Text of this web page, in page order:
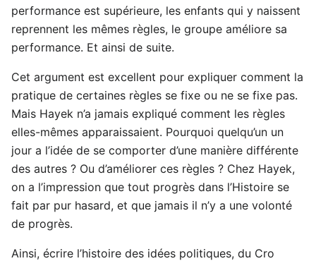
performance est supérieure, les enfants qui y naissent
reprennent les mêmes règles, le groupe améliore sa
performance. Et ainsi de suite.
Cet argument est excellent pour expliquer comment la
pratique de certaines règles se fixe ou ne se fixe pas.
Mais Hayek n’a jamais expliqué comment les règles
elles-mêmes apparaissaient. Pourquoi quelqu’un un
jour a l’idée de se comporter d’une manière différente
des autres ? Ou d’améliorer ces règles ? Chez Hayek,
on a l’impression que tout progrès dans l’Histoire se
fait par pur hasard, et que jamais il n’y a une volonté
de progrès.
Ainsi, écrire l’histoire des idées politiques, du Cro